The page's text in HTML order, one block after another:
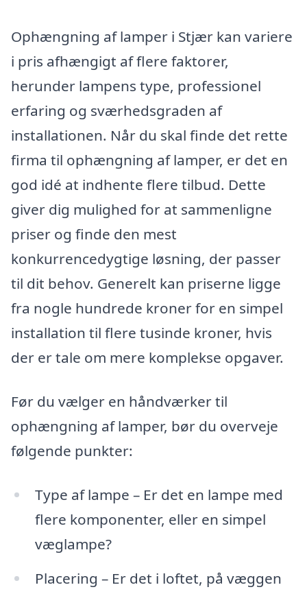
Ophængning af lamper i Stjær kan variere
i pris afhængigt af flere faktorer,
herunder lampens type, professionel
erfaring og sværhedsgraden af
installationen. Når du skal finde det rette
firma til ophængning af lamper, er det en
god idé at indhente flere tilbud. Dette
giver dig mulighed for at sammenligne
priser og finde den mest
konkurrencedygtige løsning, der passer
til dit behov. Generelt kan priserne ligge
fra nogle hundrede kroner for en simpel
installation til flere tusinde kroner, hvis
der er tale om mere komplekse opgaver.
Før du vælger en håndværker til
ophængning af lamper, bør du overveje
følgende punkter:
Type af lampe – Er det en lampe med
flere komponenter, eller en simpel
væglampe?
Placering – Er det i loftet, på væggen